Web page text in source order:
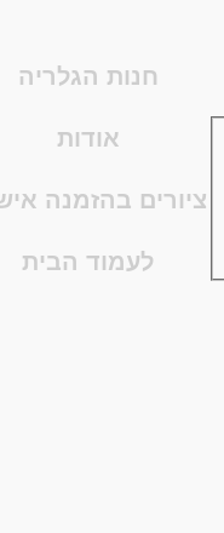
חנות הגלריה
אודות
ציורים בהזמנה
לעמוד הבית